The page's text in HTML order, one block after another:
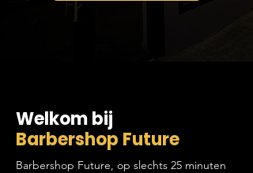
Welkom bij
Barbershop Future
Barbershop Future, op slechts 25 minuten